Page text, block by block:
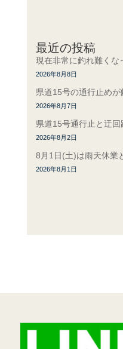
最近の投稿
現在非常に釣れ難くな
2026年8月8日
県道15号の通行止めが
2026年8月7日
県道15号通行止と迂回
2026年8月2日
8月1日(土)は雨天休業
2026年8月1日